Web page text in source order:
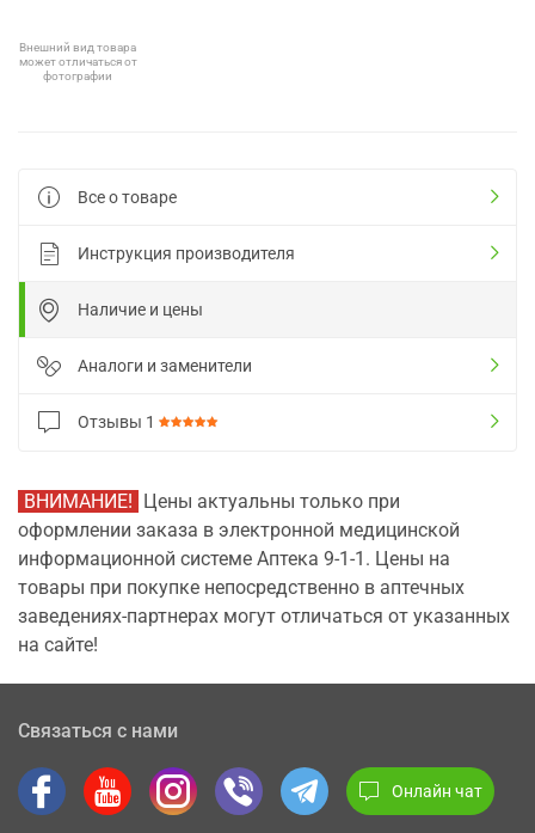
Внешний вид товара
может отличаться от
фотографии
Все о товаре
Инструкция производителя
Наличие и цены
Аналоги и заменители
Отзывы 1
ВНИМАНИЕ! Цены актуальны только при
оформлении заказа в электронной медицинской
информационной системе Аптека 9-1-1. Цены на
товары при покупке непосредственно в аптечных
заведениях-партнерах могут отличаться от указанных
на сайте!
Связаться с нами
Онлайн чат